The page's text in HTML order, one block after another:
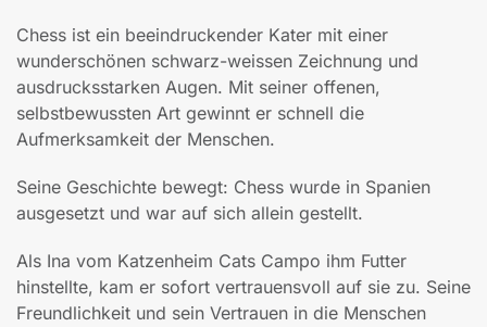
Chess ist ein beeindruckender Kater mit einer
wunderschönen schwarz-weissen Zeichnung und
ausdrucksstarken Augen. Mit seiner offenen,
selbstbewussten Art gewinnt er schnell die
Aufmerksamkeit der Menschen.
Seine Geschichte bewegt: Chess wurde in Spanien
ausgesetzt und war auf sich allein gestellt.
Als Ina vom Katzenheim Cats Campo ihm Futter
hinstellte, kam er sofort vertrauensvoll auf sie zu. Seine
Freundlichkeit und sein Vertrauen in die Menschen